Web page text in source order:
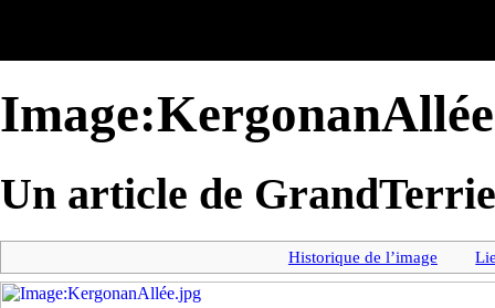
Un article de
Historique de l’image